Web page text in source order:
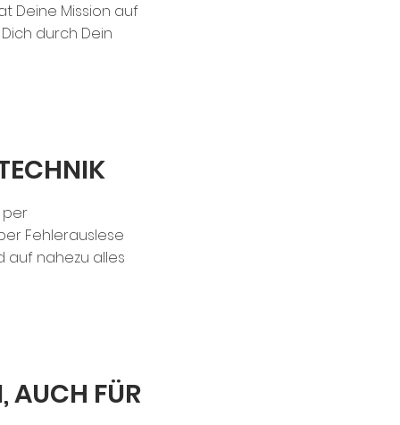
Deine Mission auf
durch Dein
per
Fehlerauslese
auf nahezu alles
AUCH FÜR